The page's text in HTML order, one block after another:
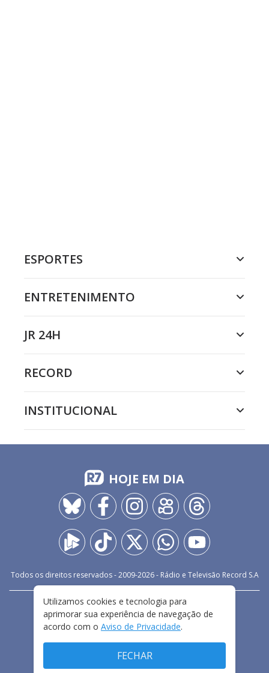
ESPORTES
ENTRETENIMENTO
JR 24H
RECORD
INSTITUCIONAL
HOJE EM DIA
Todos os direitos reservados - 2009-2026- Rádio e Televisão Record S.A
FALE CONOSCO
PRIVACIDADE
TERMOS E CONDIÇÕES DE USO
Utilizamos cookies e tecnologia para
aprimorar sua experiência de navegação de
acordo com o Aviso de Privacidade.
FECHAR